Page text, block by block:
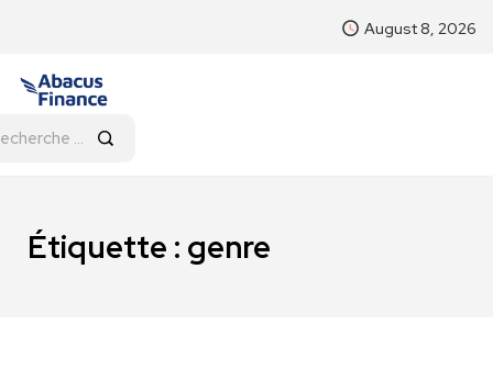
August 8, 2026
Étiquette : genre